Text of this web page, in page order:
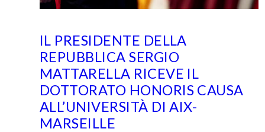
IL PRESIDENTE DELLA
REPUBBLICA SERGIO
MATTARELLA RICEVE IL
DOTTORATO HONORIS CAUSA
ALL’UNIVERSITÀ DI AIX-
MARSEILLE